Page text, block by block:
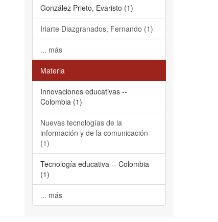
González Prieto, Evaristo (1)
Iriarte Diazgranados, Fernando (1)
... más
Materia
Innovaciones educativas --
Colombia (1)
Nuevas tecnologías de la
información y de la comunicación
(1)
Tecnología educativa -- Colombia
(1)
... más